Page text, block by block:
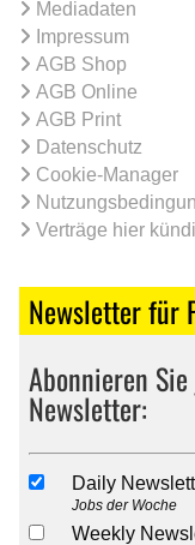
Mediadaten
Impressum
AGB Shop
AGB Online
AGB Print
Datenschutz
Cookie-Manager
Verträge hier
Newsletter für
Abonnieren
Newsletter:
Daily
Jobs der Woche
Weekly